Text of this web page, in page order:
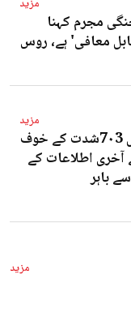
مجرم کہنا
معافی' ہے، روس
مزید
نیوز الرٹ جاپان میں 7۰3شدت کے خوف
آخری اطلاعات کے
باہر
مزید